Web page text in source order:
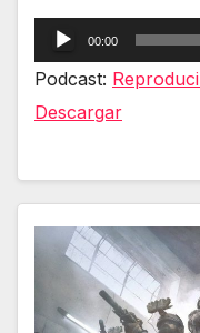
Reproductor
de
audio
00:00
Podcast:
Descargar